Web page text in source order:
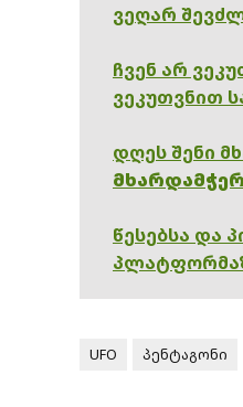
ვეღარ
ჩვენ არ
ვეკუთვნით
დღეს შენი
წესებსა და
UFO პენტაგონი